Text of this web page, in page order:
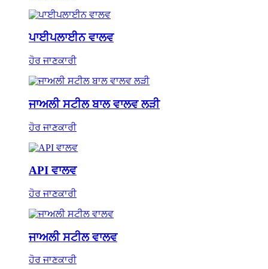
ਪਾਈਪਲਾਈਨ ਵਾਲਵ
ਹੋਰ ਜਾਣਕਾਰੀ
ਜਾਅਲੀ ਸਟੀਲ ਬਾਲ ਵਾਲਵ ਲੜੀ
ਹੋਰ ਜਾਣਕਾਰੀ
API ਵਾਲਵ
ਹੋਰ ਜਾਣਕਾਰੀ
ਜਾਅਲੀ ਸਟੀਲ ਵਾਲਵ
ਹੋਰ ਜਾਣਕਾਰੀ